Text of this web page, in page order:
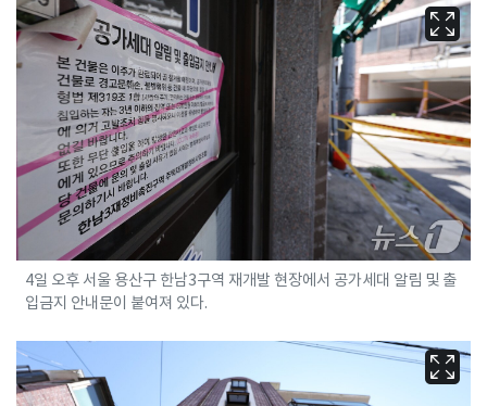
4일 오후 서울 용산구 한남3구역 재개발 현장에서 공가세대 알림 및 출
입금지 안내문이 붙여져 있다.